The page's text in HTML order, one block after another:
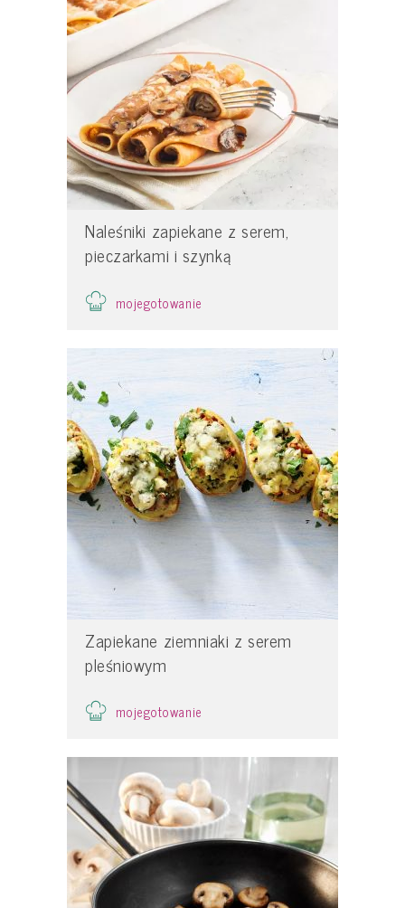
Naleśniki zapiekane z serem,
pieczarkami i szynką
mojegotowanie
Zapiekane ziemniaki z serem
pleśniowym
mojegotowanie